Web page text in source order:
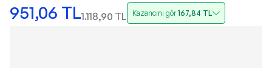
951,06 TL1.118,90 TL Kazancını gör167,84 TL